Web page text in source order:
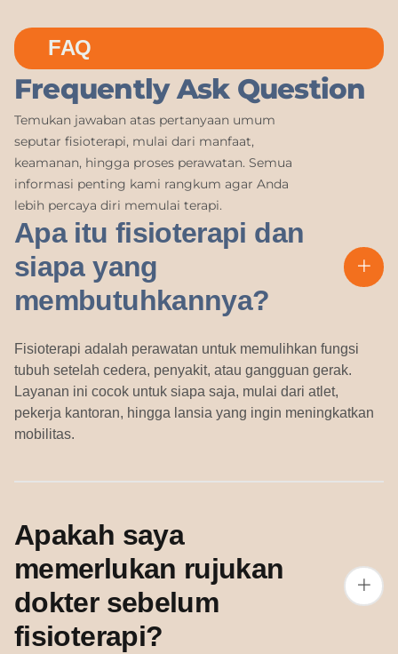
FAQ
Frequently Ask Question
Temukan jawaban atas pertanyaan umum
seputar fisioterapi, mulai dari manfaat,
keamanan, hingga proses perawatan. Semua
informasi penting kami rangkum agar Anda
lebih percaya diri memulai terapi.
Apa itu fisioterapi dan
siapa yang
membutuhkannya?
Fisioterapi adalah perawatan untuk memulihkan fungsi
tubuh setelah cedera, penyakit, atau gangguan gerak.
Layanan ini cocok untuk siapa saja, mulai dari atlet,
pekerja kantoran, hingga lansia yang ingin meningkatkan
mobilitas.
Apakah saya
memerlukan rujukan
dokter sebelum
fisioterapi?